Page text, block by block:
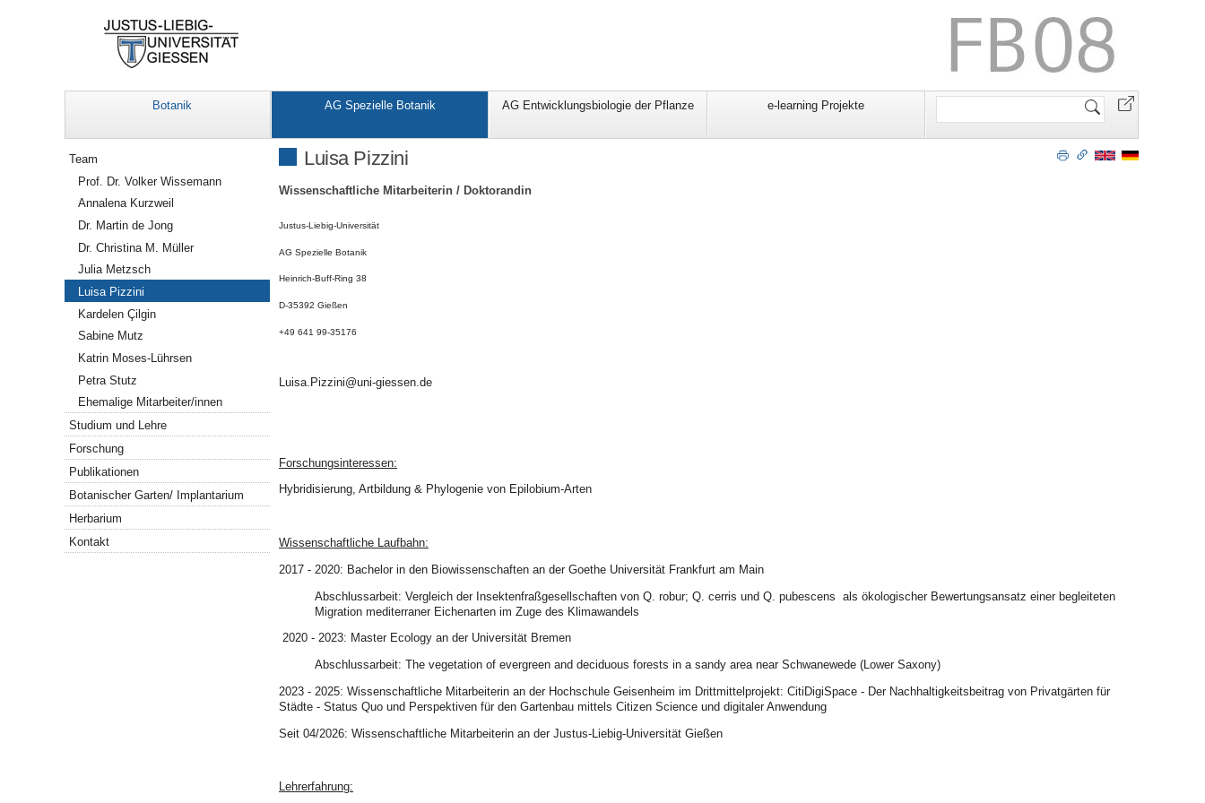
Botanik AG Spezielle Botanik AG Entwicklungsbiologie der Pflanze e-learning Projekte
Website
Luisa Pizzini
Wissenschaftliche Mitarbeiterin / Doktorandin
Justus-Liebig-Universität
AG Spezielle Botanik
Heinrich-Buff-Ring 38
D-35392 Gießen
+49 641 99-35176
Luisa.Pizzini@uni-giessen.de
Forschungsinteressen:
Hybridisierung, Artbildung & Phylogenie von Epilobium-Arten
Wissenschaftliche Laufbahn:
2017 - 2020: Bachelor in den Biowissenschaften an der Goethe Universität Frankfurt am Main
Abschlussarbeit: Vergleich der Insektenfraßgesellschaften von Q. robur; Q. cerris und Q. pubescens als ökologischer Bewertungsansatz einer begleiteten
Migration mediterraner Eichenarten im Zuge des Klimawandels
2020 - 2023: Master Ecology an der Universität Bremen
Abschlussarbeit: The vegetation of evergreen and deciduous forests in a sandy area near Schwanewede (Lower Saxony)
2023 - 2025: Wissenschaftliche Mitarbeiterin an der Hochschule Geisenheim im Drittmittelprojekt: CitiDigiSpace - Der Nachhaltigkeitsbeitrag von Privatgärten für
Städte - Status Quo und Perspektiven für den Gartenbau mittels Citizen Science und digitaler Anwendung
Seit 04/2026: Wissenschaftliche Mitarbeiterin an der Justus-Liebig-Universität Gießen
Lehrerfahrung:
Navigation
Team
Prof. Dr. Volker Wissemann
Annalena Kurzweil
Dr. Martin de Jong
Dr. Christina M. Müller
Julia Metzsch
Luisa Pizzini
Kardelen Çilgin
Sabine Mutz
Katrin Moses-Lührsen
Petra Stutz
Ehemalige Mitarbeiter/innen
Studium und Lehre
Forschung
Publikationen
Botanischer Garten/ Implantarium
Herbarium
Kontakt